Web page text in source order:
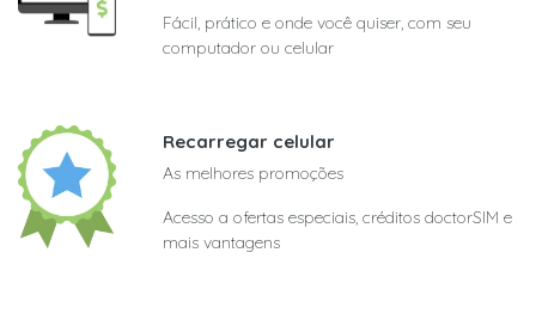
Fácil, prático e onde você quiser, com seu
computador ou celular
Recarregar celular
As melhores promoções
Acesso a ofertas especiais, créditos doctorSIM e
mais vantagens